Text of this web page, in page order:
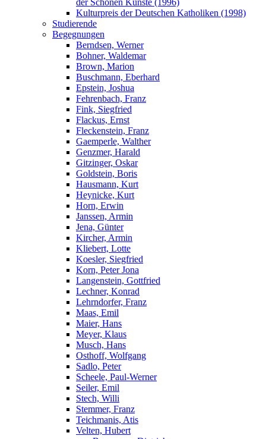
der Schönen Künste (1996)
Kulturpreis der Deutschen Katholiken (1998)
Studierende
Begegnungen
Berndsen, Werner
Bohner, Waldemar
Brown, Marion
Buschmann, Eberhard
Epstein, Joshua
Fehrenbach, Franz
Fink, Siegfried
Flackus, Ernst
Fleckenstein, Franz
Gaemperle, Walther
Genzmer, Harald
Gitzinger, Oskar
Goldstein, Boris
Hausmann, Kurt
Heynicke, Kurt
Horn, Erwin
Janssen, Armin
Jena, Günter
Kircher, Armin
Kliebert, Lotte
Koesler, Siegfried
Korn, Peter Jona
Langenstein, Gottfried
Lechner, Konrad
Lehrndorfer, Franz
Maas, Emil
Maier, Hans
Meyer, Klaus
Musch, Hans
Osthoff, Wolfgang
Sadlo, Peter
Scheele, Paul-Werner
Seiler, Emil
Stech, Willi
Stemmer, Franz
Teichmanis, Atis
Velten, Hubert